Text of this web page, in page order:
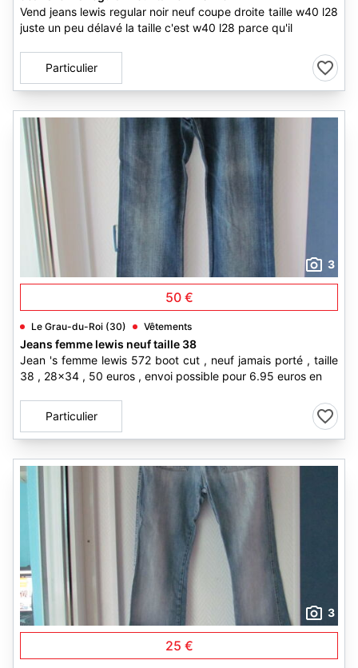
Vend jeans lewis regular noir neuf coupe droite taille w40 l28
juste un peu délavé la taille c'est w40 l28 parce qu'il
Particulier
3
50 €
Le Grau-du-Roi (30) Vêtements
Jeans femme lewis neuf taille 38
Jean 's femme lewis 572 boot cut , neuf jamais porté , taille
38 , 28x34 , 50 euros , envoi possible pour 6.95 euros en
Particulier
3
25 €